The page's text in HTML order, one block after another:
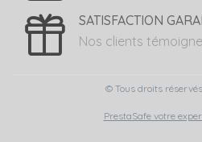
SATISFACTION
Nos clients
© Tous droits
PrestaSafe votre